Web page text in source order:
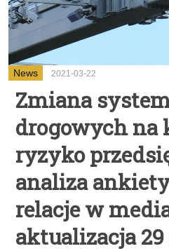
News 2021-03-22
Zmiana
drogowych na
ryzyko
analiza
relacje w
aktualizacja